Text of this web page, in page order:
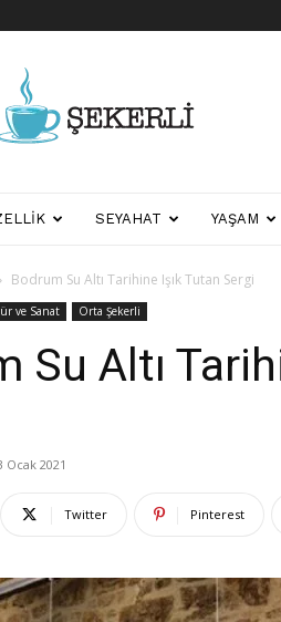
Biraz
Biraz
SEYAHAT YAŞAM
Bodrum Su Altı Tarihine Işık Tutan Sergi
ve Sanat Orta Şekerli
Su Altı
Ocak 2021
Twitter Pinterest